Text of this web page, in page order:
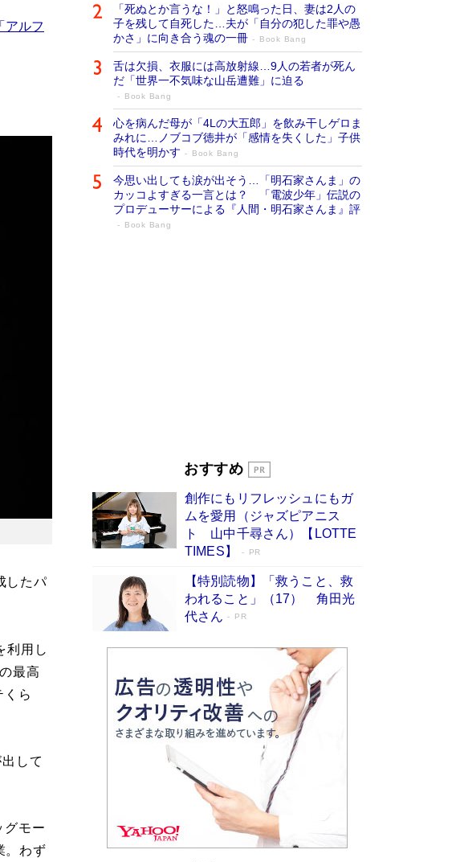
アルフ
したパ
利用し
最高
くら
して
グモー
。わず
「死ぬとか言うな！」と怒鳴った日、妻は2人の
子を残して自死した…夫が「自分の犯した罪や愚
かさ」に向き合う魂の一冊
Book Bang
舌は欠損、衣服には高放射線…9人の若者が死ん
だ「世界一不気味な山岳遭難」に迫る
Book Bang
心を病んだ母が「4Lの大五郎」を飲み干しゲロま
みれに…ノブコブ徳井が「感情を失くした」子供
時代を明かす
Book Bang
今思い出しても涙が出そう…「明石家さんま」の
カッコよすぎる一言とは？ 「電波少年」伝説の
プロデューサーによる『人間・明石家さんま』評
Book Bang
俳優・高嶋政伸が家族に教わった“人を育てるコ
東野圭吾、伊坂幸太郎の人気シリーズ最新作どち
らも文庫化 映画化された直木賞受賞作もランク
イン［文庫ベストセラー］
Book Bang
おすすめ
創作にもリフレッシュにもガ
ムを愛用（ジャズピアニス
ト 山中千尋さん）【LOTTE
TIMES】
PR
【特別読物】「救うこと、救
われること」（17） 角田光
代さん
PR